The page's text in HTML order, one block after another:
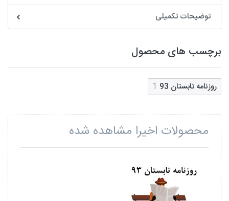
توضیحات تکمیلی
برچسب های محصول
روزنامه تابستان 93 1
محصولات اخیرا مشاهده شده